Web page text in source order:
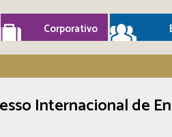
Corporativo
Internacional de